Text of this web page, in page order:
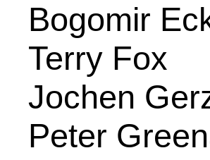
Bogomir
Terry Fox
Jochen
Peter